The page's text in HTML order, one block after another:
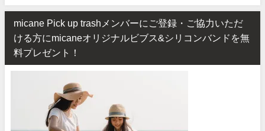
micane Pick up trashメンバーにご登録・ご協力いただ
ける方にmicaneオリジナルビブス&シリコンバンドを無
料プレゼント！